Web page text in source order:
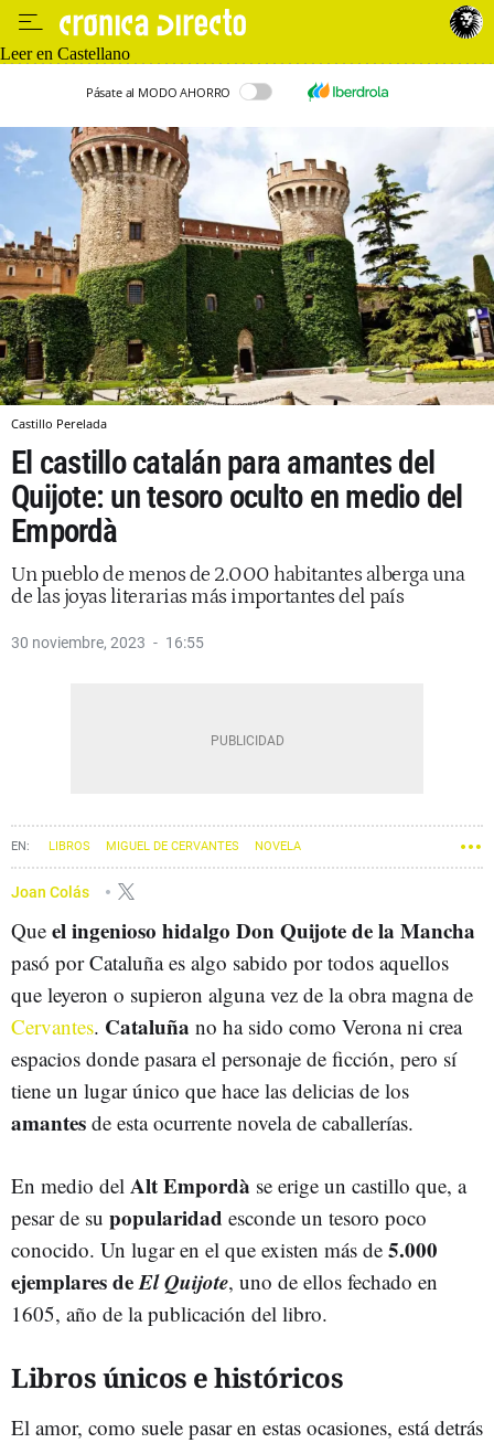
Leer en Castellano
Pásate al MODO AHORRO
Castillo Perelada
El castillo catalán para amantes del
Quijote: un tesoro oculto en medio del
Empordà
Un pueblo de menos de 2.000 habitantes alberga una
de las joyas literarias más importantes del país
30 noviembre, 2023 16:55
LIBROS MIGUEL DE CERVANTES NOVELA
Joan Colás
Que el ingenioso hidalgo Don Quijote de la Mancha
pasó por Cataluña es algo sabido por todos aquellos
que leyeron o supieron alguna vez de la obra magna de
Cervantes. Cataluña no ha sido como Verona ni crea
espacios donde pasara el personaje de ficción, pero sí
tiene un lugar único que hace las delicias de los
amantes de esta ocurrente novela de caballerías.
En medio del Alt Empordà se erige un castillo que, a
pesar de su popularidad esconde un tesoro poco
conocido. Un lugar en el que existen más de 5.000
ejemplares deEl Quijote, uno de ellos fechado en
1605, año de la publicación del libro.
Libros únicos e históricos
El amor, como suele pasar en estas ocasiones, está detrás